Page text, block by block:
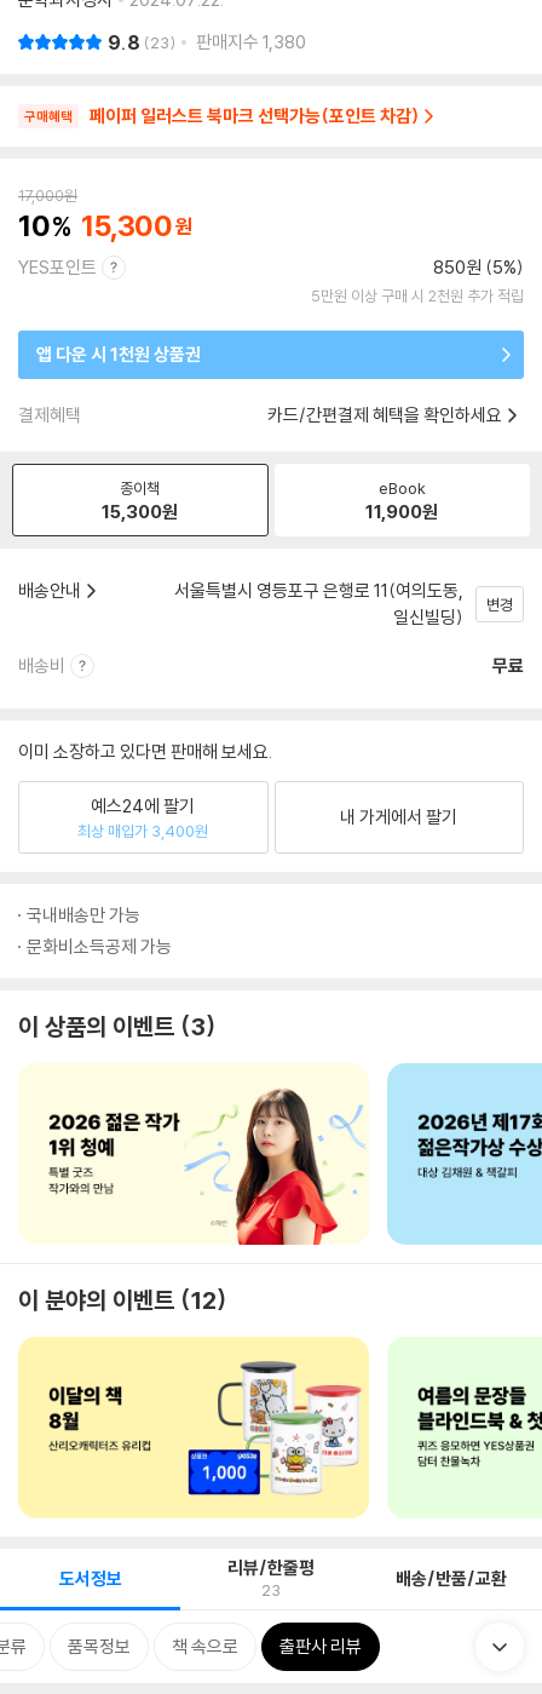
9.8 23 판매지수 1,380
구매혜택 페이퍼 일러스트 북마크 선택가능(포인트 차감)
17,000원
10 15,300
YES포인트 850원 (5%)
5만원 이상 구매 시 2천원 추가 적립
앱 다운 시 1천원 상품권
결제혜택 카드/간편결제 혜택을 확인하세요
종이책
15,300원
eBook
11,900원
배송안내
서울특별시 영등포구 은행로 11(여의도동,
일신빌딩)
변경
배송비 무료
이미 소장하고 있다면 판매해 보세요.
예스24에 팔기
최상 매입가 3,400원
내 가게에서 팔기
국내배송만 가능
문화비소득공제 가능
이 상품의 이벤트 3
이 분야의 이벤트 12
도서정보 리뷰/한줄평
23 배송/반품/교환
류 품목정보 책 속으로 출판사 리뷰